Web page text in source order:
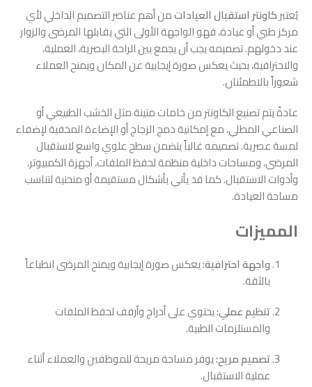
يُعتبركاونتر استقبال العياداتمن أهم عناصر التصميم الداخلي لأي
مركز طبي أو عيادة، فهو الواجهة الأولى التي يقابلها المرضى والزوار
عند دخولهم. تصميمه يجب أن يجمع بين الراحة البصرية، العملية،
والاحترافية، بحيث يعكس صورة إيجابية عن المكان ويمنح العملاء
شعوراً بالاطمئنان.
عادةً يتم تصنيع الكاونتر من خامات متينة مثل الخشب الطبيعي أو
الصناعي المطلي، مع إمكانية دمج الزجاج أو الإضاءة المخفية لإضفاء
لمسة عصرية. تصميمه غالباً يتضمن سطح علوي واسع لاستقبال
المرضى، ومساحات داخلية منظمة لحفظ الملفات، أجهزة الكمبيوتر،
وأدوات الاستقبال. كما قد يأتي بأشكال مستقيمة أو منحنية لتناسب
مساحة العيادة.
المميزات
واجهة احترافية:يعكس صورة إيجابية ويمنح المرضى انطباعاً
بالثقة.
تنظيم عملي:يحتوي على أدراج وأرفف لحفظ الملفات
والمستلزمات الطبية.
تصميم مريح:يوفر مساحة مريحة للموظفين والعملاء أثناء
عملية الاستقبال.